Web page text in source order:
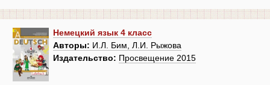
Немецкий язык 4 класс
Авторы: И.Л. Бим, Л.И. Рыжова
Издательство: Просвещение 2015